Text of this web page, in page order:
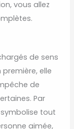
vous allez
de sens
elle
de
Par
tout
aimée,